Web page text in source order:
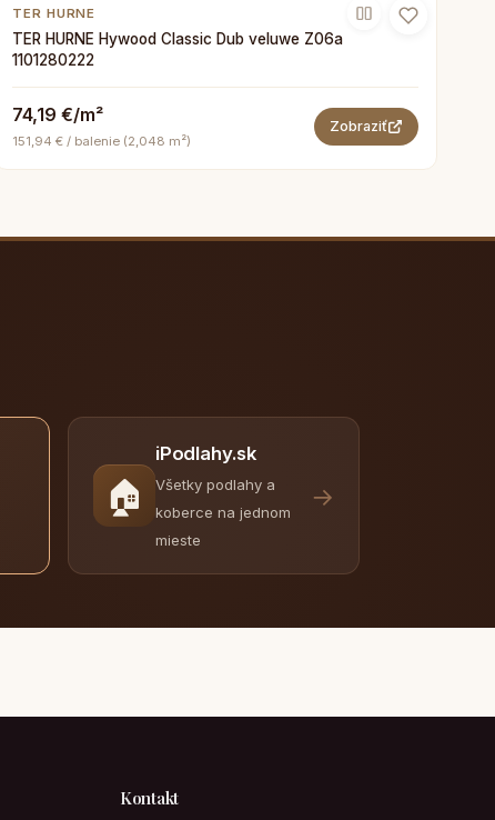
TER HURNE
TER HURNE Hywood Classic Dub veluwe Z06a
1101280222
74,19 €/m²
151,94 € / balenie (2,048 m²)
Zobraziť
🏠
iPodlahy.sk
Všetky podlahy a
koberce na jednom
mieste
→
Kontakt